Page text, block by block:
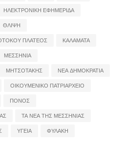
ΗΛΕΚΤΡΟΝΙΚΗ ΕΦΗΜΕΡΙΔΑ
ΘΛΙΨΗ
ΠΛΑΤΕΟΣ
ΚΑΛΑΜΑΤΑ
ΜΕΣΣΗΝΙΑ
ΜΗΤΣΟΤΑΚΗΣ
ΝΕΑ ΔΗΜΟΚΡΑΤΙΑ
ΟΙΚΟΥΜΕΝΙΚΟ ΠΑΤΡΙΑΡΧΕΙΟ
ΠΟΝΟΣ
ΤΑ ΝΕΑ ΤΗΣ ΜΕΣΣΗΝΙΑΣ
ΥΓΕΙΑ ΦΥΛΑΚΗ